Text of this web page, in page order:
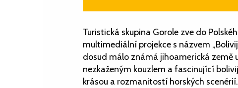
Turistická skupina Gorole zve do
multimediální projekce s názvem
dosud málo známá jihoamerická
nezkaženým kouzlem a fascinující
krásou a rozmanitostí horských